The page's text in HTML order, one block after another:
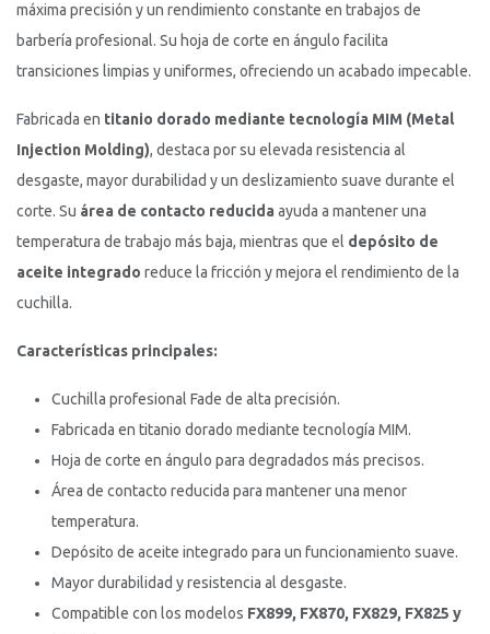
máxima precisión y un rendimiento constante en trabajos de
barbería profesional. Su hoja de corte en ángulo facilita
transiciones limpias y uniformes, ofreciendo un acabado impecable.
Fabricada en titanio dorado mediante tecnología MIM (Metal
Injection Molding), destaca por su elevada resistencia al
desgaste, mayor durabilidad y un deslizamiento suave durante el
corte. Su área de contacto reducida ayuda a mantener una
temperatura de trabajo más baja, mientras que el depósito de
aceite integrado reduce la fricción y mejora el rendimiento de la
cuchilla.
Características principales:
Cuchilla profesional Fade de alta precisión.
Fabricada en titanio dorado mediante tecnología MIM.
Hoja de corte en ángulo para degradados más precisos.
Área de contacto reducida para mantener una menor
temperatura.
Depósito de aceite integrado para un funcionamiento suave.
Mayor durabilidad y resistencia al desgaste.
Compatible con los modelos FX899, FX870, FX829, FX825 y